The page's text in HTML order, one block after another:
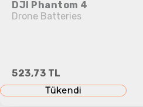
DJI Phantom 4
Drone Batteries
523,73 TL
Tükendi